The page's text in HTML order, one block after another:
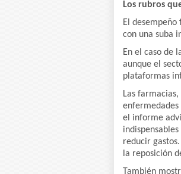
Los rubros
El
con una suba
En el caso de
aunque el
plataformas
Las
el informe
reducir
la reposición
También